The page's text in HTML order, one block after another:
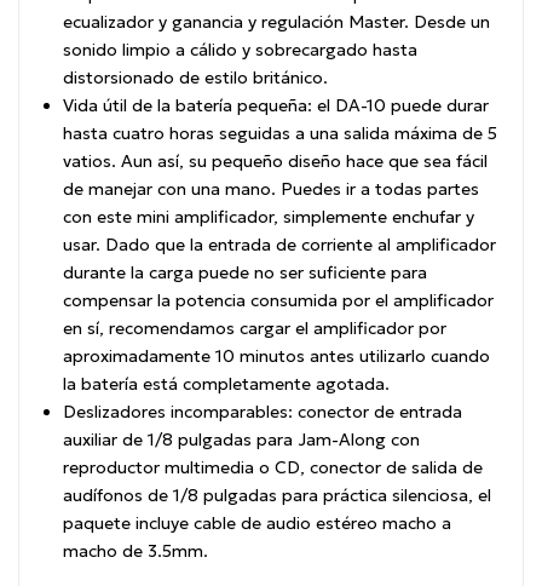
ecualizador y ganancia y regulación Master. Desde un
sonido limpio a cálido y sobrecargado hasta
distorsionado de estilo británico.
Vida útil de la batería pequeña: el DA-10 puede durar
hasta cuatro horas seguidas a una salida máxima de 5
vatios. Aun así, su pequeño diseño hace que sea fácil
de manejar con una mano. Puedes ir a todas partes
con este mini amplificador, simplemente enchufar y
usar. Dado que la entrada de corriente al amplificador
durante la carga puede no ser suficiente para
compensar la potencia consumida por el amplificador
en sí, recomendamos cargar el amplificador por
aproximadamente 10 minutos antes utilizarlo cuando
la batería está completamente agotada.
Deslizadores incomparables: conector de entrada
auxiliar de 1/8 pulgadas para Jam-Along con
reproductor multimedia o CD, conector de salida de
audífonos de 1/8 pulgadas para práctica silenciosa, el
paquete incluye cable de audio estéreo macho a
macho de 3.5mm.